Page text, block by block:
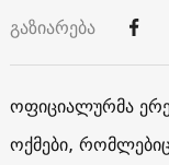
გაზიარება
ოფიციალურმა
ოქმები,